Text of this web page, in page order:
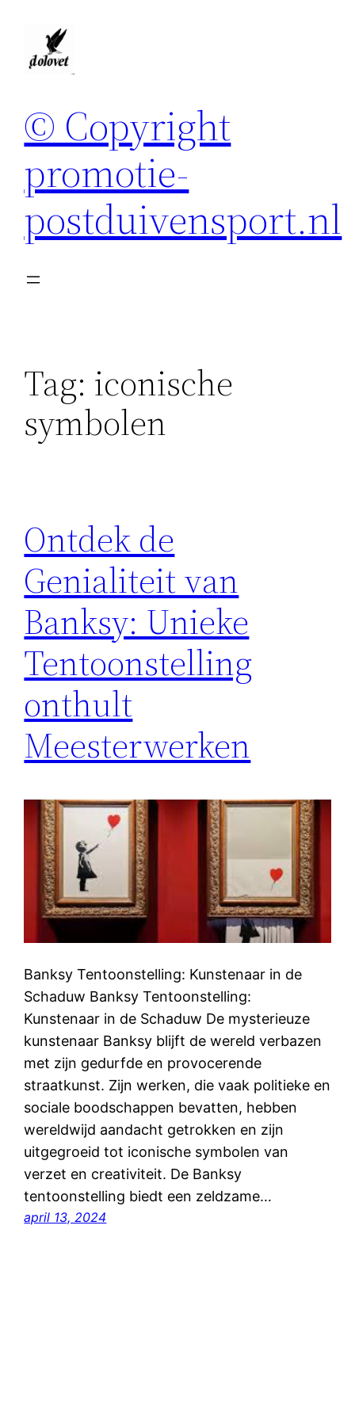
© Copyright
promotie-
postduivensport.nl
Tag: iconische
symbolen
Ontdek de
Genialiteit van
Banksy: Unieke
Tentoonstelling
onthult
Meesterwerken
Banksy Tentoonstelling: Kunstenaar in de
Schaduw Banksy Tentoonstelling:
Kunstenaar in de Schaduw De mysterieuze
kunstenaar Banksy blijft de wereld verbazen
met zijn gedurfde en provocerende
straatkunst. Zijn werken, die vaak politieke en
sociale boodschappen bevatten, hebben
wereldwijd aandacht getrokken en zijn
uitgegroeid tot iconische symbolen van
verzet en creativiteit. De Banksy
tentoonstelling biedt een zeldzame…
april 13, 2024